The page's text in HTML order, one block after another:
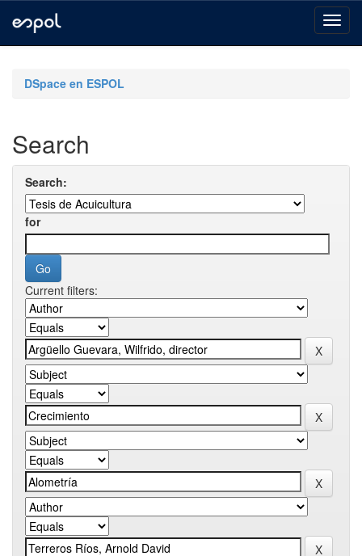
navigationDSpace en ESPOL
Search
Search:
for
Current filters: